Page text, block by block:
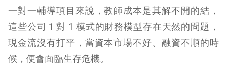
一對一輔導項目來說，教師成本是其解不開的結，
這些公司 1 對 1 模式的財務模型存在天然的問題，
現金流沒有打平，當資本市場不好、融資不順的時
候，便會面臨生存危機。